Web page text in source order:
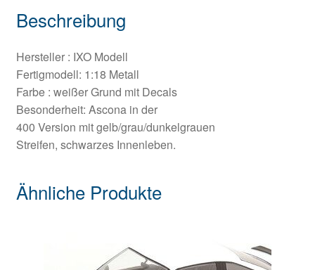
Beschreibung
Hersteller : IXO Modell
Fertigmodell: 1:18 Metall
Farbe : weißer Grund mit Decals
Besonderheit: Ascona in der
400 Version mit gelb/grau/dunkelgrauen
Streifen, schwarzes Innenleben.
Ähnliche Produkte